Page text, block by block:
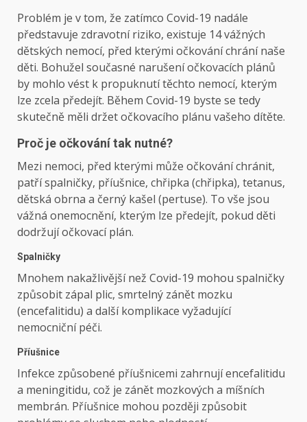
Problém je v tom, že zatímco Covid-19 nadále
představuje zdravotní riziko, existuje 14 vážných
dětských nemocí, před kterými očkování chrání naše
děti. Bohužel současné narušení očkovacích plánů
by mohlo vést k propuknutí těchto nemocí, kterým
lze zcela předejít. Během Covid-19 byste se tedy
skutečně měli držet očkovacího plánu vašeho dítěte.
Proč je očkování tak nutné?
Mezi nemoci, před kterými může očkování chránit,
patří spalničky, příušnice, chřipka (chřipka), tetanus,
dětská obrna a černý kašel (pertuse). To vše jsou
vážná onemocnění, kterým lze předejít, pokud děti
dodržují očkovací plán.
Spalničky
Mnohem nakažlivější než Covid-19 mohou spalničky
způsobit zápal plic, smrtelný zánět mozku
(encefalitidu) a další komplikace vyžadující
nemocniční péči.
Příušnice
Infekce způsobené příušnicemi zahrnují encefalitidu
a meningitidu, což je zánět mozkových a míšních
membrán. Příušnice mohou později způsobit